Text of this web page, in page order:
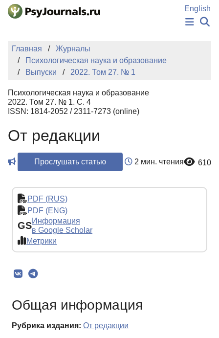
Перейти к основному содержанию
English
НОВОСТИ
ИЗДАНИЯ
АВТОРЫ
БАЗА ЗНАНИЙ
КЛЮЧЕВЫЕ СЛОВА
Регистрация
Главная
Журналы
Психологическая наука и образование
Выпуски
2022. Том 27. № 1
Психологическая наука и образование
2022. Том 27. № 1. С. 4
ISSN: 1814-2052 / 2311-7273 (online)
От редакции
Прослушать статью 2 мин. чтения 610
PDF (RUS)
PDF (ENG)
GSИнформация
в Google Scholar
Метрики
Общая информация
Рубрика издания: От редакции